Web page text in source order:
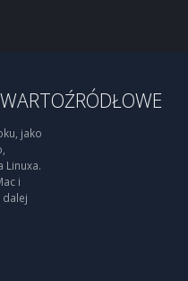
jako
Linuxa.
i
dalej